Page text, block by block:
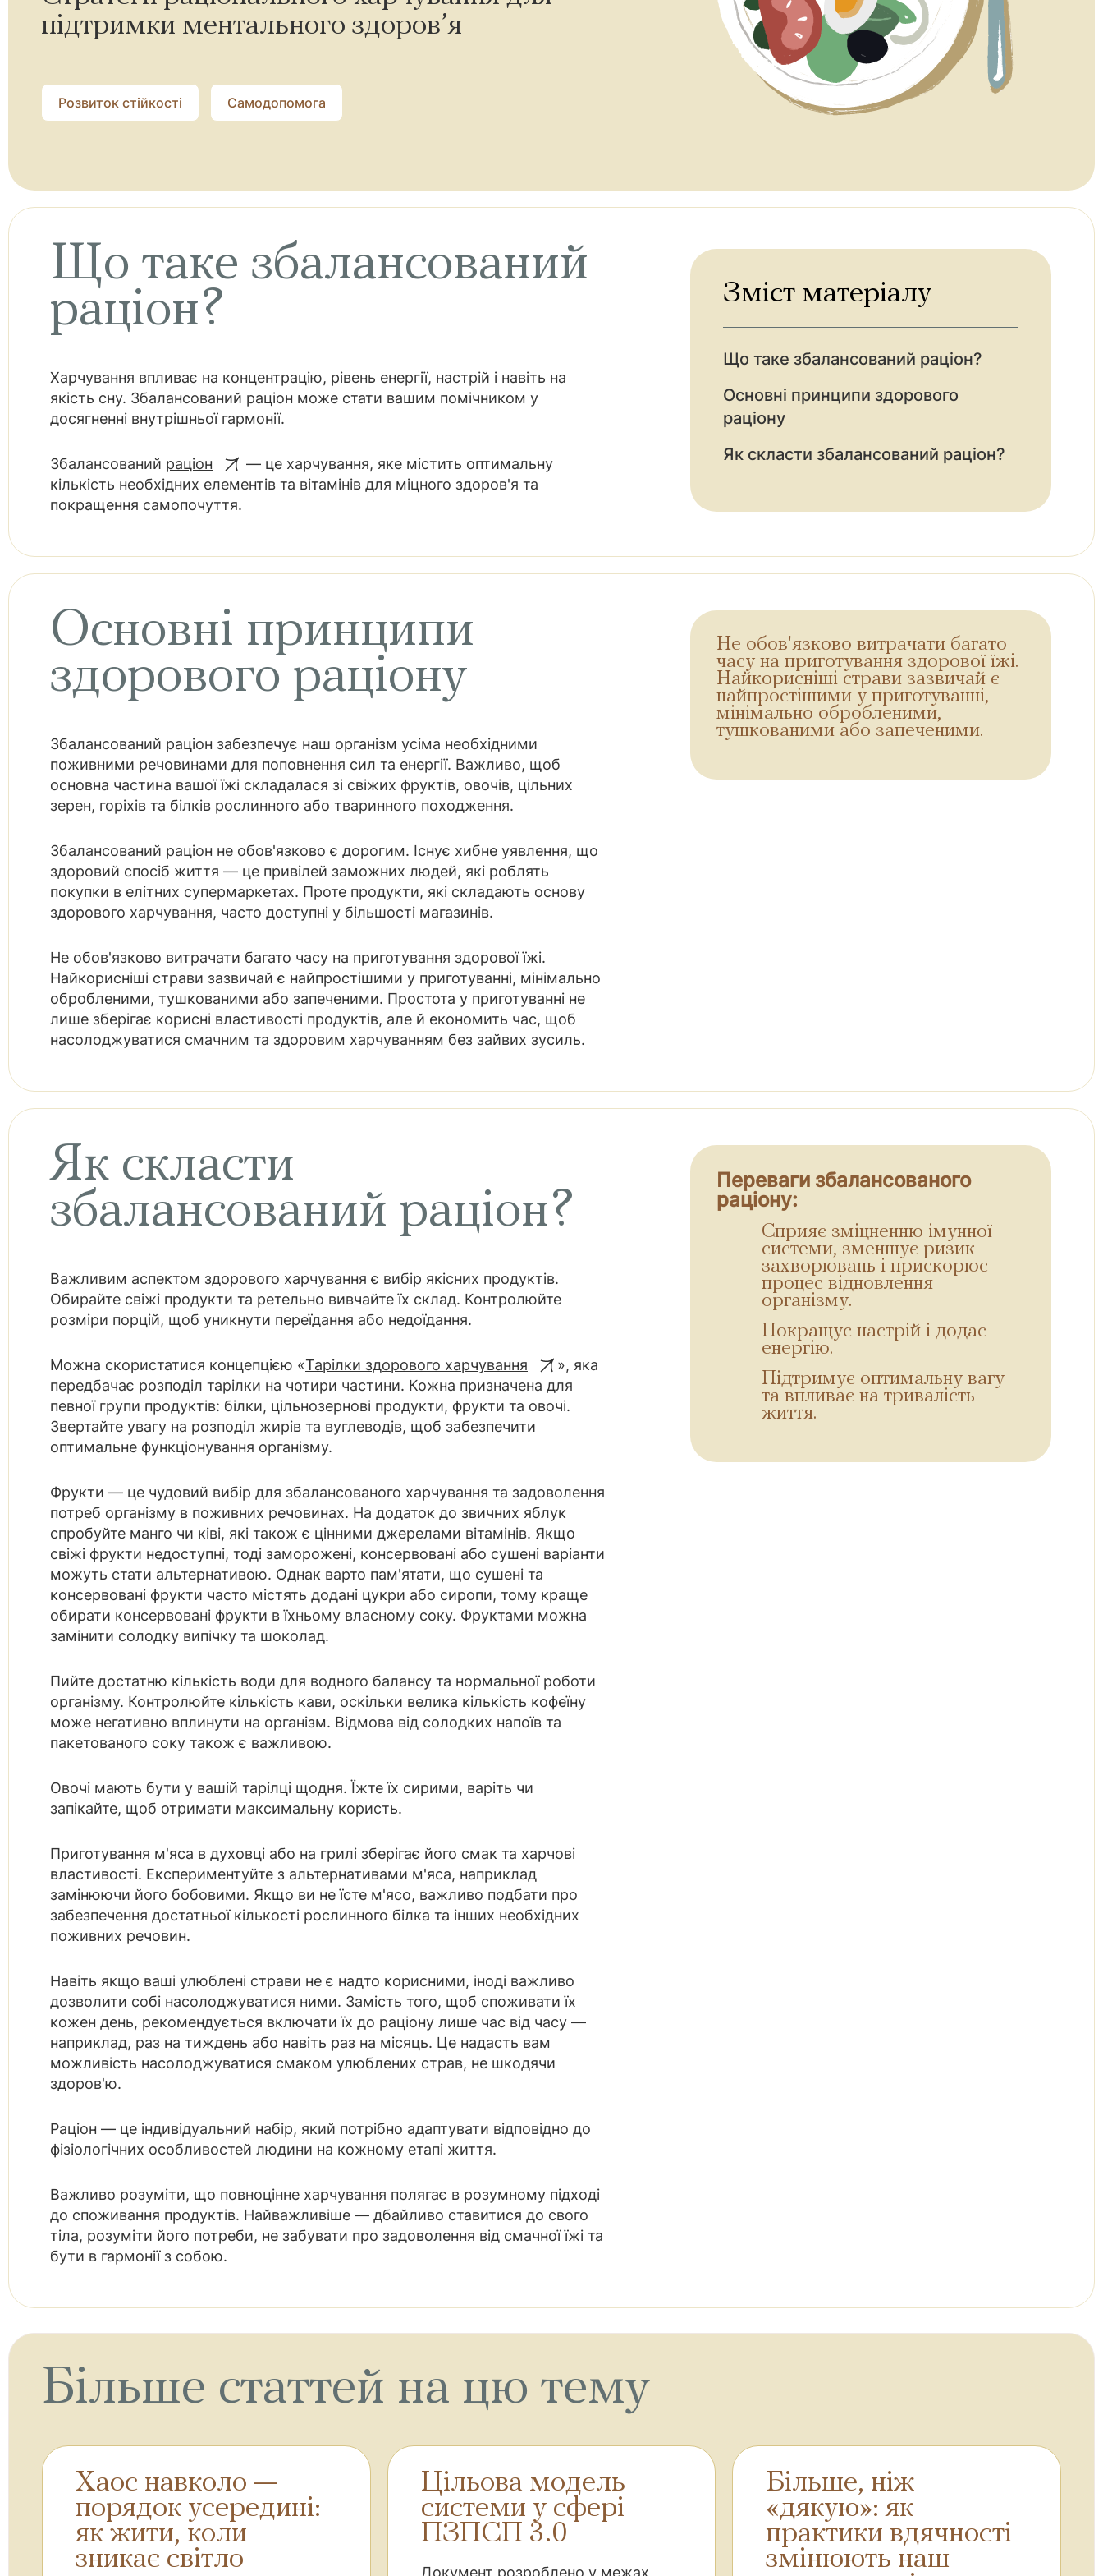
підтримки ментального здоров’я
Розвиток стійкості Самодопомога
Зміст матеріалу
Що таке збалансований раціон?
Основні принципи здорового
раціону
Як скласти збалансований раціон?
Що таке збалансований
раціон?
Харчування впливає на концентрацію, рівень енергії, настрій і навіть на
якість сну. Збалансований раціон може стати вашим помічником у
досягненні внутрішньої гармонії.
Збалансований раціон
— це харчування, яке містить оптимальну
кількість необхідних елементів та вітамінів для міцного здоров'я та
покращення самопочуття.
Основні принципи
здорового раціону
Збалансований раціон забезпечує наш організм усіма необхідними
поживними речовинами для поповнення сил та енергії. Важливо, щоб
основна частина вашої їжі складалася зі свіжих фруктів, овочів, цільних
зерен, горіхів та білків рослинного або тваринного походження.
Збалансований раціон не обов'язково є дорогим. Існує хибне уявлення, що
здоровий спосіб життя — це привілей заможних людей, які роблять
покупки в елітних супермаркетах. Проте продукти, які складають основу
здорового харчування, часто доступні у більшості магазинів.
Не обов'язково витрачати багато часу на приготування здорової їжі.
Найкорисніші страви зазвичай є найпростішими у приготуванні, мінімально
обробленими, тушкованими або запеченими. Простота у приготуванні не
лише зберігає корисні властивості продуктів, але й економить час, щоб
насолоджуватися смачним та здоровим харчуванням без зайвих зусиль.
Не обов'язково витрачати багато
часу на приготування здорової їжі.
Найкорисніші страви зазвичай є
найпростішими у приготуванні,
мінімально обробленими,
тушкованими або запеченими.
Як скласти
збалансований раціон?
Важливим аспектом здорового харчування є вибір якісних продуктів.
Обирайте свіжі продукти та ретельно вивчайте їх склад. Контролюйте
розміри порцій, щоб уникнути переїдання або недоїдання.
Можна скористатися концепцією «Тарілки здорового харчування
», яка
передбачає розподіл тарілки на чотири частини. Кожна призначена для
певної групи продуктів: білки, цільнозернові продукти, фрукти та овочі.
Звертайте увагу на розподіл жирів та вуглеводів, щоб забезпечити
оптимальне функціонування організму.
Фрукти — це чудовий вибір для збалансованого харчування та задоволення
потреб організму в поживних речовинах. На додаток до звичних яблук
спробуйте манго чи ківі, які також є цінними джерелами вітамінів. Якщо
свіжі фрукти недоступні, тоді заморожені, консервовані або сушені варіанти
можуть стати альтернативою. Однак варто пам'ятати, що сушені та
консервовані фрукти часто містять додані цукри або сиропи, тому краще
обирати консервовані фрукти в їхньому власному соку. Фруктами можна
замінити солодку випічку та шоколад.
Пийте достатню кількість води для водного балансу та нормальної роботи
організму. Контролюйте кількість кави, оскільки велика кількість кофеїну
може негативно вплинути на організм. Відмова від солодких напоїв та
пакетованого соку також є важливою.
Овочі мають бути у вашій тарілці щодня. Їжте їх сирими, варіть чи
запікайте, щоб отримати максимальну користь.
Приготування м'яса в духовці або на грилі зберігає його смак та харчові
властивості. Експериментуйте з альтернативами м'яса, наприклад
замінюючи його бобовими. Якщо ви не їсте м'ясо, важливо подбати про
забезпечення достатньої кількості рослинного білка та інших необхідних
поживних речовин.
Навіть якщо ваші улюблені страви не є надто корисними, іноді важливо
дозволити собі насолоджуватися ними. Замість того, щоб споживати їх
кожен день, рекомендується включати їх до раціону лише час від часу —
наприклад, раз на тиждень або навіть раз на місяць. Це надасть вам
можливість насолоджуватися смаком улюблених страв, не шкодячи
здоров'ю.
Раціон — це індивідуальний набір, який потрібно адаптувати відповідно до
фізіологічних особливостей людини на кожному етапі життя.
Важливо розуміти, що повноцінне харчування полягає в розумному підході
до споживання продуктів. Найважливіше — дбайливо ставитися до свого
тіла, розуміти його потреби, не забувати про задоволення від смачної їжі та
бути в гармонії з собою.
Переваги збалансованого
раціону:
Сприяє зміцненню імунної
системи, зменшує ризик
захворювань і прискорює
процес відновлення
організму.
Покращує настрій і додає
енергію.
Підтримує оптимальну вагу
та впливає на тривалість
життя.
Більше статтей на цю тему
Хаос навколо —
порядок усередині:
як жити, коли
зникає світло
Цільова модель
системи у сфері
ПЗПСП 3.0
Документ розроблено у межах
Більше, ніж
«дякую»: як
практики вдячності
змінюють наш